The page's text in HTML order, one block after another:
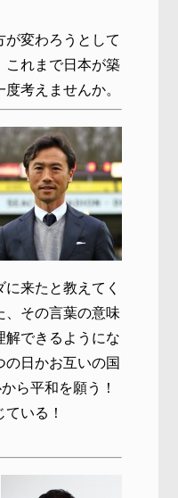
が変わろうとして
これまで日本が築
考えませんか。
来たと教えてく
、その言葉の意味
解できるようにな
の日かお互いの国
ら平和を願う！
いる！